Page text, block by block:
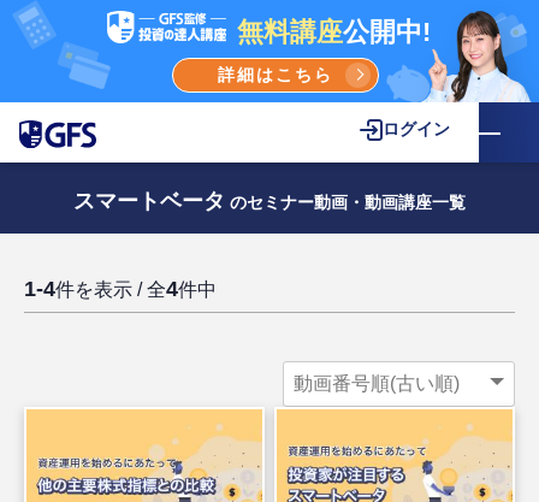
無料講座公開中!
詳細はこちら
ログイン
スマートベータ のセミナー動画・動画講座一覧
1-4件を表示 / 全4件中